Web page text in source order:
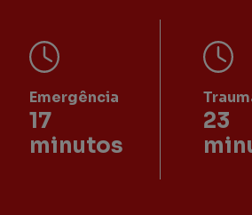
Emergência
17
minutos
23